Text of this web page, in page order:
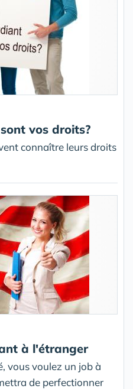
vos droits?
connaître leurs droits
à l'étranger
vous voulez un job à
de perfectionner